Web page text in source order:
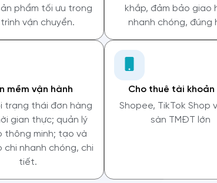
phẩm tối ưu trong
vận chuyển.
khắp, đảm bảo giao
nhanh chóng, đúng
mềm vận hành
trạng thái đơn hàng
gian thực; quản lý
thông minh; tạo và
chi nhanh chóng, chi
tiết.
Cho thuê tài khoản
Shopee, TikTok Shop
sàn TMĐT lớn